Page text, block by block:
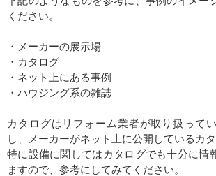
ください。
・メーカーの展示場
・カタログ
・ネット上にある事例
・ハウジング系の雑誌
カタログはリフォーム業者が取り扱って
し、メーカーがネット上に公開しているカ
特に設備に関してはカタログでも十分に情
ますので、参考にしてみてください。